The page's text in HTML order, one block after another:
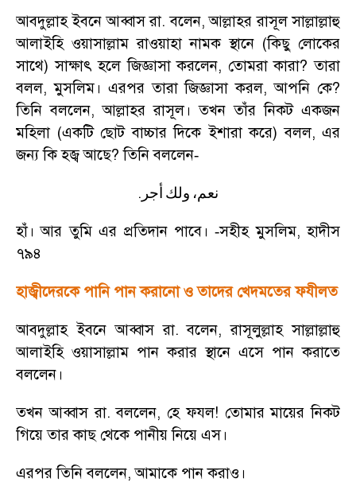
আবদুল্লাহ ইবনে আব্বাস রা. বলেন,আল্লাহর রাসূল সাল্লাল্লাহু
আলাইহি ওয়াসাল্লাম রাওয়াহা নামক স্থানে (কিছু লোকের
সাথে) সাক্ষাৎ হলে জিজ্ঞাসা করলেন, তোমরা কারা?তারা
বলল,মুসলিম। এরপর তারা জিজ্ঞাসা করল,আপনি কে?
তিনি বললেন,আল্লাহর রাসূল। তখন তাঁর নিকট একজন
মহিলা (একটি ছোট বাচ্চার দিকে ইশারা করে) বলল, এর
জন্য কি হজ্ব আছে?তিনি বললেন-
نعم، ولك أجر .
হাঁ। আর তুমি এর প্রতিদান পাবে।-সহীহ মুসলিম,হাদীস
৭৯৪
হাজ্বীদেরকে পানি পান করানো ও তাদের খেদমতের ফযীলত
আবদুল্লাহ ইবনে আব্বাস রা. বলেন,রাসূলুল্লাহ সাল্লাল্লাহু
আলাইহি ওয়াসাল্লাম পান করার স্থানে এসে পান করাতে
বললেন।
তখন আব্বাস রা. বললেন, হে ফযল! তোমার মায়ের নিকট
গিয়ে তার কাছ থেকে পানীয় নিয়ে এস।
এরপর তিনি বললেন,আমাকে পান করাও।